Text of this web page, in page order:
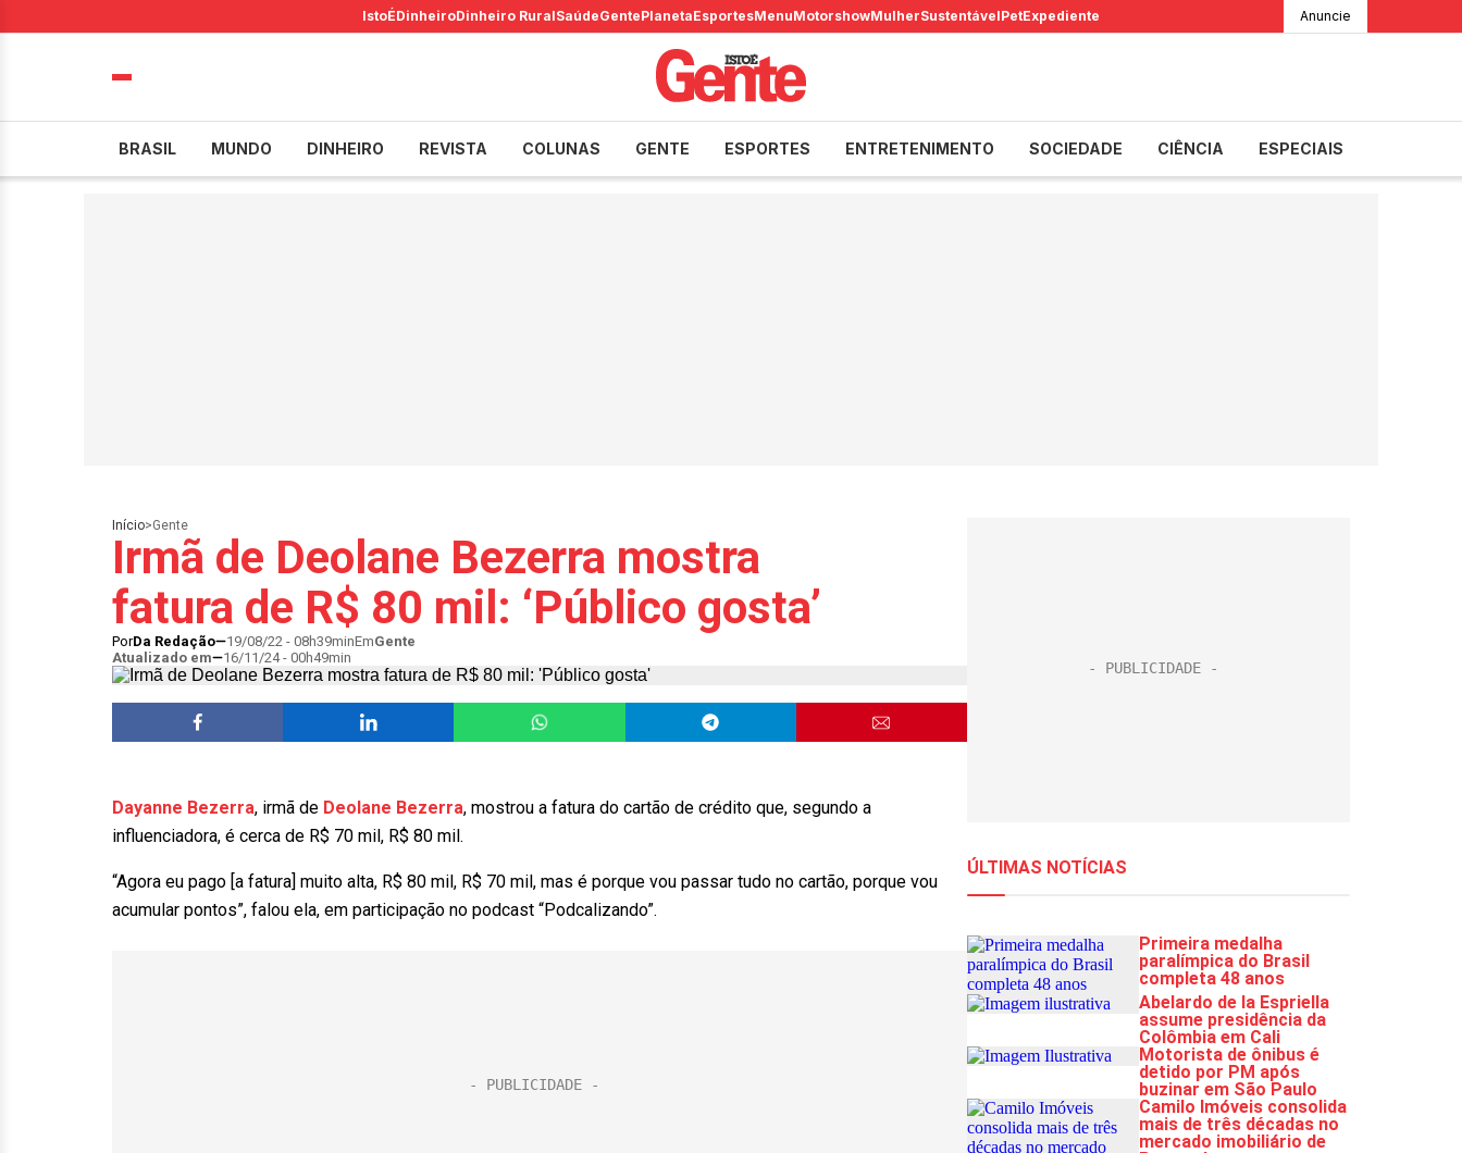
IstoÉDinheiroDinheiro RuralSaúdeGentePlanetaEsportesMenuMotorshowMulherSustentávelPetExpediente Anuncie
BRASIL MUNDO DINHEIRO REVISTA COLUNAS GENTE ESPORTES ENTRETENIMENTO SOCIEDADE CIÊNCIA ESPECIAIS
Início>Gente
Irmã de Deolane Bezerra mostra
fatura de R$ 80 mil: ‘Público gosta’
PorDa Redação 19/08/22 - 08h39minEmGente
Atualizado em
16/11/24 - 00h49min
Dayanne Bezerra, irmã de Deolane Bezerra, mostrou a fatura do cartão de crédito que, segundo a
influenciadora, é cerca de R$ 70 mil, R$ 80 mil.
“Agora eu pago [a fatura] muito alta, R$ 80 mil, R$ 70 mil, mas é porque vou passar tudo no cartão, porque vou
acumular pontos”, falou ela, em participação no podcast “Podcalizando”.